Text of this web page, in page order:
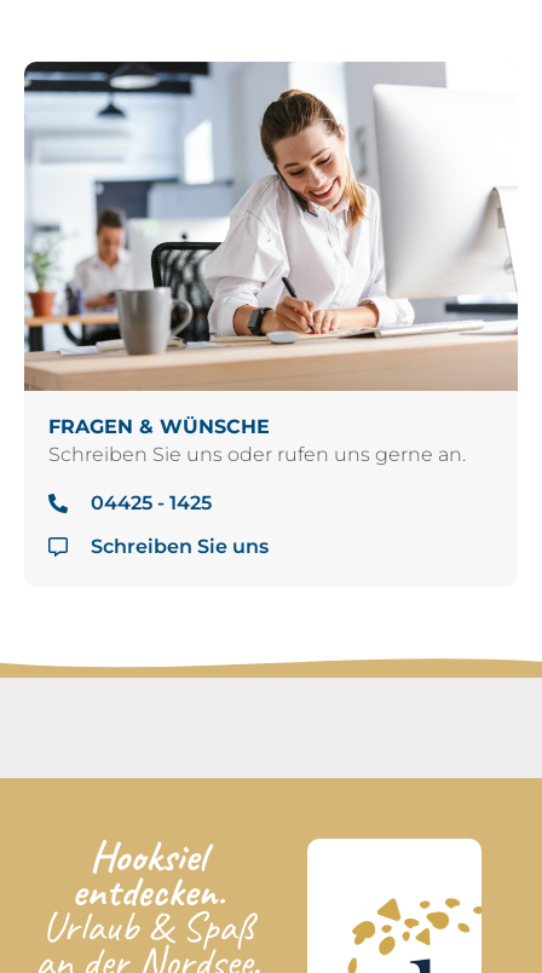
FRAGEN & WÜNSCHE
Schreiben Sie uns oder rufen uns gerne an.
04425 - 1425
Schreiben Sie uns
Hooksiel
entdecken.
Urlaub & Spaß
an der Nordsee.